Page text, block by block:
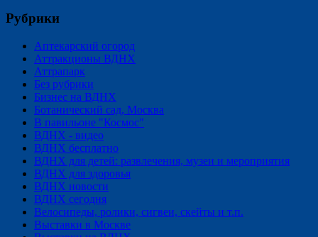
Рубрики
Аптекарский огород
Аттракционы ВДНХ
Аттрапарк
Без рубрики
Бизнес на ВДНХ
Ботанический сад, Москва
В павильоне "Космос"
ВДНХ - видео
ВДНХ бесплатно
ВДНХ для детей: развлечения, музеи и мероприятия
ВДНХ для здоровья
ВДНХ новости
ВДНХ сегодня
Велосипеды, ролики, сигвеи, скейты и т.п.
Выставки в Москве